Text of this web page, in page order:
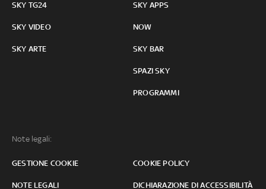
SKY TG24
SKY VIDEO
SKY ARTE
SKY APPS
NOW
SKY BAR
SPAZI SKY
PROGRAMMI
Note legali:
GESTIONE COOKIE COOKIE POLICY
NOTE LEGALI DICHIARAZIONE DI ACCESSIBILITÀ